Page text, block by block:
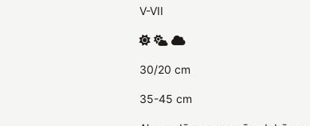
V-VII
30/20 cm
35-45 cm